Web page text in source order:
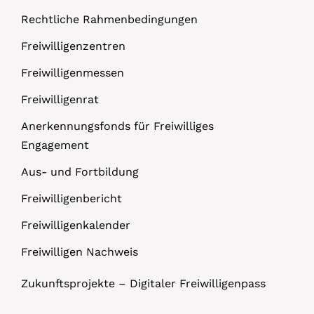
Rechtliche Rahmenbedingungen
Freiwilligenzentren
Freiwilligenmessen
Freiwilligenrat
Anerkennungsfonds für Freiwilliges
Engagement
Aus- und Fortbildung
Freiwilligenbericht
Freiwilligenkalender
Freiwilligen Nachweis
Zukunftsprojekte – Digitaler Freiwilligenpass